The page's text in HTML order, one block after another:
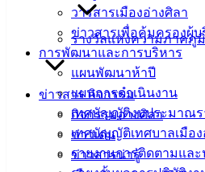
วารสารเมืองอ่างศิลา
ข่าวสารเพื่อคุ้มครองผู้
การพัฒนาและการบริหาร
แผนพัฒนาห้าปี
แผนการดำเนินงาน
เทศบัญญัติงบประมาณร
เทศบัญญัติเทศบาลเมือง
รายงานการติดตามและ
รางวัลแห่งความภาคภู
ข่าวสาร กิจกรรม
กิจกรรมอ่างศิลา
ข่าวเด่น
ข่าวสารน่ารู้
เทศบาลเมืองอ่างศิลา
สำนักงานเทศบาลเมืองอ่างศิล
ต.เสม็ด อ.เมือง จ.ชลบุรี 20000
038-142-100-104
บริการประชาชน